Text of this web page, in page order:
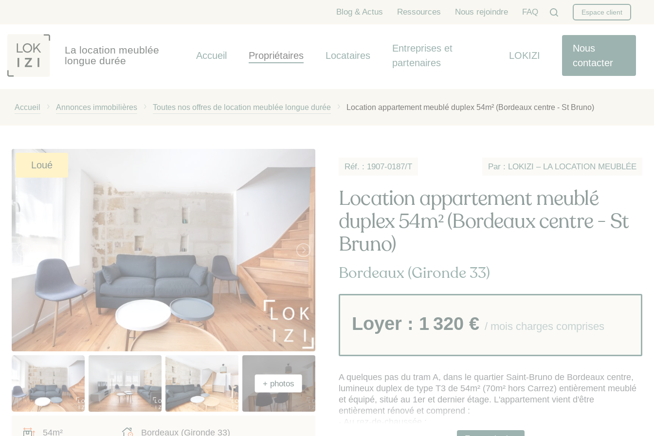
Blog & Actus Ressources Nous rejoindre FAQ Espace client
La location meublée
longue durée
Accueil Propriétaires Locataires
Entreprises et
partenaires
LOKIZI
Nous
contacter
Accueil Annonces immobilières Toutes nos offres de location meublée longue durée Location appartement meublé duplex 54m² (Bordeaux centre - St Bruno)
Loué
54m²
Bordeaux (Gironde 33)
Réf. : 1907-0187/T Par : LOKIZI – LA LOCATION MEUBLÉE
Location appartement meublé
duplex 54m² (Bordeaux centre - St
Bruno)
Bordeaux (Gironde 33)
Loyer : 1 320 € / mois charges comprises
A quelques pas du tram A, dans le quartier Saint-Bruno de Bordeaux centre,
lumineux duplex de type T3 de 54m² (70m² hors Carrez) entièrement meublé
et équipé, situé au 1er et dernier étage. L'appartement vient d'être
entièrement rénové et comprend :
- Au rez-de-chaussée :
cuisine ouverte et équipée (four, micro-onde, plaques de cuisson,